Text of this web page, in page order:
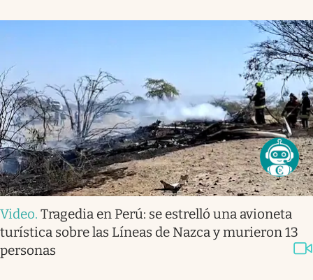
Video. Tragedia en Perú: se estrelló una avioneta
turística sobre las Líneas de Nazca y murieron 13
personas